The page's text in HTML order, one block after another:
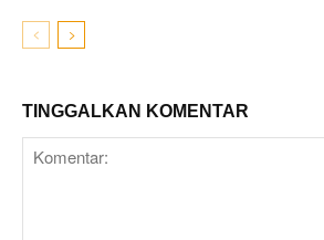
TINGGALKAN KOMENTAR